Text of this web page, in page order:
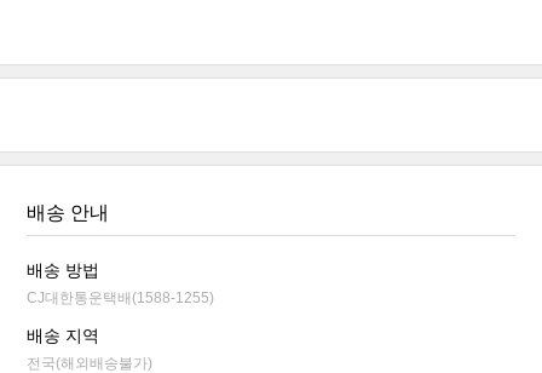
배송 안내
배송 방법
CJ대한통운택배(1588-1255)
배송 지역
전국(해외배송불가)